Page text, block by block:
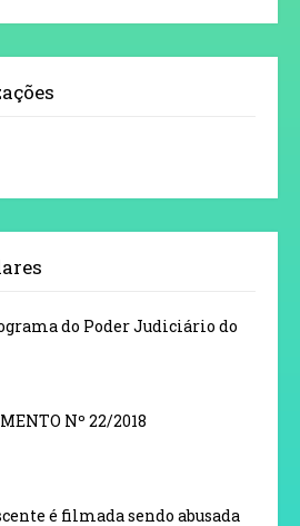
do Poder Judiciário do
Nº 22/2018
é filmada sendo abusada